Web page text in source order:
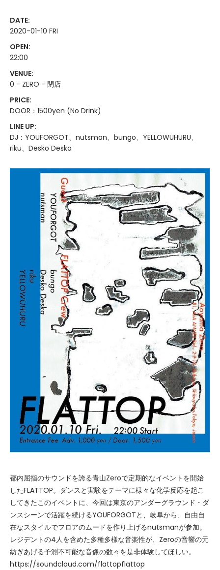
DATE:
2020-01-10 FRI
OPEN:
22:00
VENUE:
0 - ZERO - 閉店
PRICE:
DOOR：1500yen (No Drink)
LINE UP:
DJ：YOUFORGOT、nutsman、bungo、YELLOWUHURU、
riku、Desko Deska
都内屈指のサウンドを誇る青山Zeroで定期的なイベントを開始
したFLATTOP。ダンスと実験をテーマに様々な化学反応を起こ
してきたこのイベントに、今回は東京のアンダーグラウンド・ダ
ンスシーンで活躍を続けるYOUFORGOTと、岐阜から、自由自
在なスタイルでフロアのムードを作り上げるnutsmanが参加。
レジデントの4人を含めた多種多様な音楽性が、Zeroの音響の元
紡ぎあげる予測不可能な音像の数々を是非体験してほしい。
https://soundcloud.com/flattopflattop